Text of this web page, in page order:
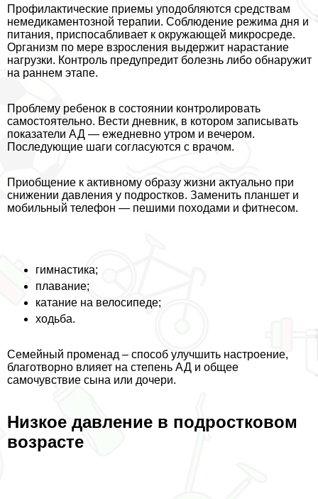
Профилактические приемы уподобляются средствам
немедикаментозной терапии. Соблюдение режима дня и
питания, приспосабливает к окружающей микросреде.
Организм по мере взросления выдержит нарастание
нагрузки. Контроль предупредит болезнь либо обнаружит
на раннем этапе.
Проблему ребенок в состоянии контролировать
самостоятельно. Вести дневник, в котором записывать
показатели АД — ежедневно утром и вечером.
Последующие шаги согласуются с врачом.
Приобщение к активному образу жизни актуально при
снижении давления у подростков. Заменить планшет и
мобильный телефон — пешими походами и фитнесом.
гимнастика;
плавание;
катание на велосипеде;
ходьба.
Семейный променад – способ улучшить настроение,
благотворно влияет на степень АД и общее
самочувствие сына или дочери.
Низкое давление в подростковом
возрасте